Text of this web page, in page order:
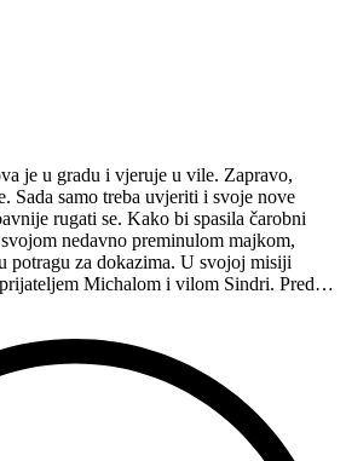
je u gradu i vjeruje u vile. Zapravo,
Sada samo treba uvjeriti i svoje nove
rugati se. Kako bi spasila čarobni
nedavno preminulom majkom,
potragu za dokazima. U svojoj misiji
Michalom i vilom Sindri. Pred…